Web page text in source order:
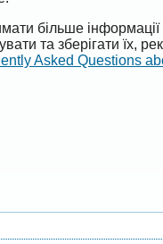
більше
та зберігати їх,
Asked Questions